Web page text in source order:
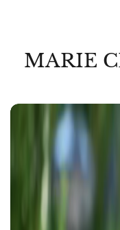
MARIE